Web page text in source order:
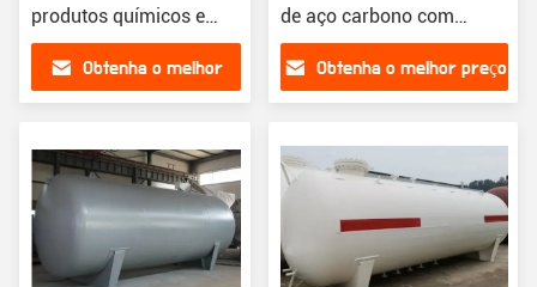
produtos químicos e
combustíveis
Obtenha o melhor
de aço carbono com
tanque de
armazenamento de
reação de projeto viável e
Obtenha o melhor preço